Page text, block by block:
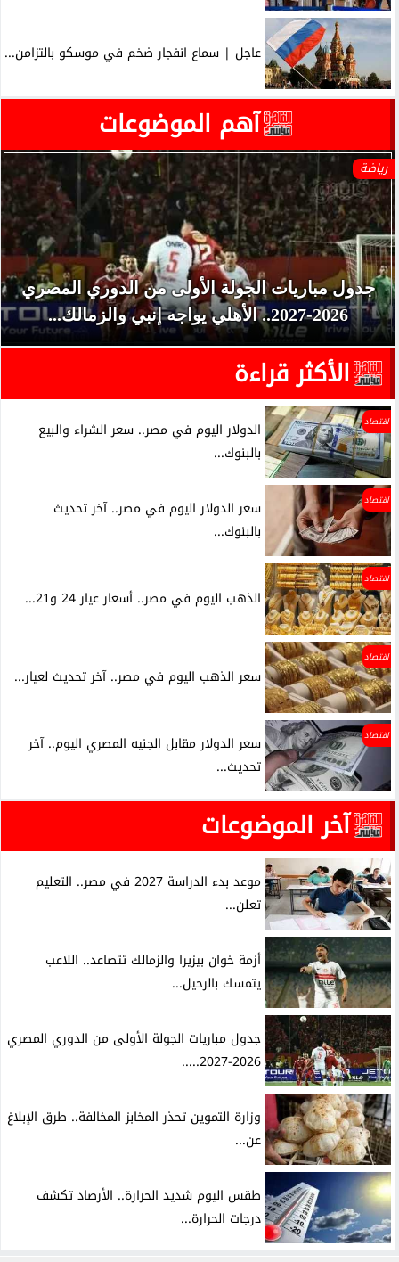
عاجل | سماع انفجار ضخم في موسكو بالتزامن...
آهم الموضوعات
رياضة
جدول مباريات الجولة الأولى من الدوري المصري
2026-2027.. الأهلي يواجه إنبي والزمالك...
الأكثر قراءة
اقتصاد
الدولار اليوم في مصر.. سعر الشراء والبيع
بالبنوك...
اقتصاد
سعر الدولار اليوم في مصر.. آخر تحديث
بالبنوك...
اقتصاد
الذهب اليوم في مصر.. أسعار عيار 24 و21...
اقتصاد
سعر الذهب اليوم في مصر.. آخر تحديث لعيار...
اقتصاد
سعر الدولار مقابل الجنيه المصري اليوم.. آخر
تحديث...
آخر الموضوعات
موعد بدء الدراسة 2027 في مصر.. التعليم
تعلن...
أزمة خوان بيزيرا والزمالك تتصاعد.. اللاعب
يتمسك بالرحيل...
جدول مباريات الجولة الأولى من الدوري المصري
2026-2027.....
وزارة التموين تحذر المخابز المخالفة.. طرق الإبلاغ
عن...
طقس اليوم شديد الحرارة.. الأرصاد تكشف
درجات الحرارة...